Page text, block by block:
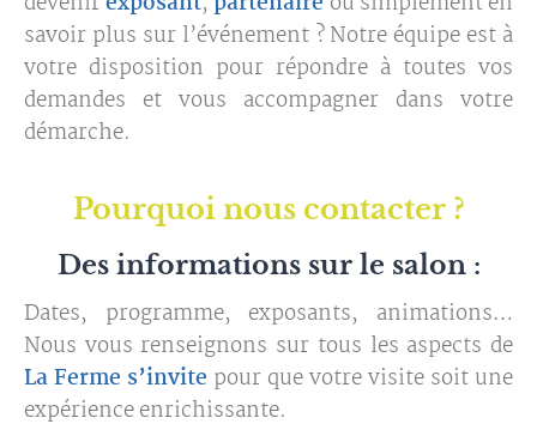
savoir plus sur l’événement ? Notre équipe est à
votre disposition pour répondre à toutes vos
demandes et vous accompagner dans votre
démarche.
Pourquoi nous contacter ?
Des informations sur le salon :
Dates, programme, exposants, animations…
Nous vous renseignons sur tous les aspects de
La Ferme s’invite pour que votre visite soit une
expérience enrichissante.